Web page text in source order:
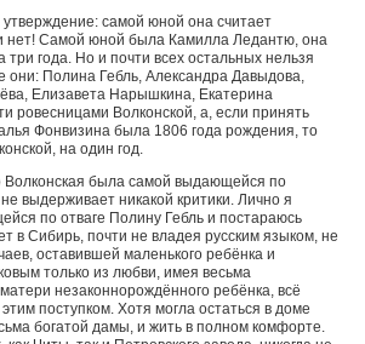
самой юной она считает
нет! Самой юной была Камилла Ледантю, она
года. Но и почти всех остальных нельзя
они: Полина Гебль, Александра Давыдова,
Елизавета Нарышкина, Екатерина
ровесницами Волконской, а, если принять
Фонвизина была 1806 года рождения, то
на один год.
Волконская была самой выдающейся по
выдерживает никакой критики. Лично я
по отваге Полину Гебль и постараюсь
в Сибирь, почти не владея русским языком, не
оставившей маленького ребёнка и
только из любви, имея весьма
незаконнорождённого ребёнка, всё
поступком. Хотя могла остаться в доме
богатой дамы, и жить в полном комфорте.